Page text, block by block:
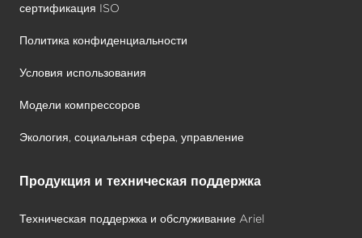
сертификация ISO
Политика конфиденциальности
Условия использования
Модели компрессоров
Экология, социальная сфера, управление
Продукция и техническая поддержка
Техническая поддержка и обслуживание Ariel